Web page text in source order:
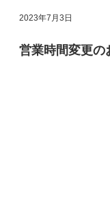
2023年7月3日
営業時間変更の